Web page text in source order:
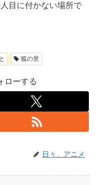
目に付かない場所で
狐の里
ローする
日々、アニメ